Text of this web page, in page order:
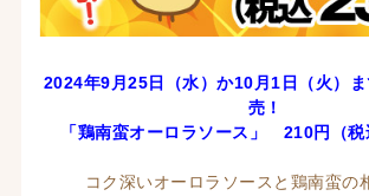
2024年9月25日（水）か10月1 日（火）
売！
「鶏南蛮オーロラソース 」 210円（
コク深いオーロラソースと鶏南蛮の